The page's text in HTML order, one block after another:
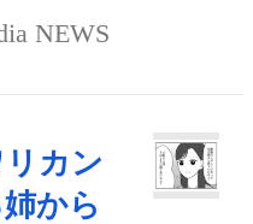
NEWS
リカン
から